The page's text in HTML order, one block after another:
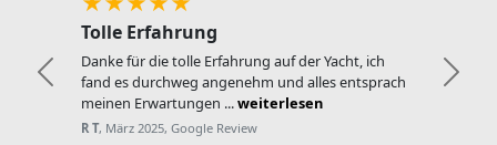
tolle Erfahrung auf der Yacht, ich
angenehm und alles entsprach
...weiterlesen
Google Review
Die
Choice
Zurück